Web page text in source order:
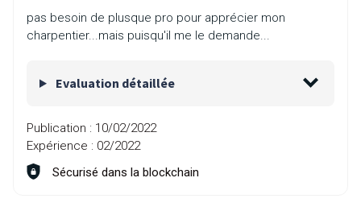
pas besoin de plusque pro pour apprécier mon
charpentier...mais puisqu'il me le demande...
Evaluation détaillée
Publication : 10/02/2022
Expérience : 02/2022
Sécurisé dans la blockchain